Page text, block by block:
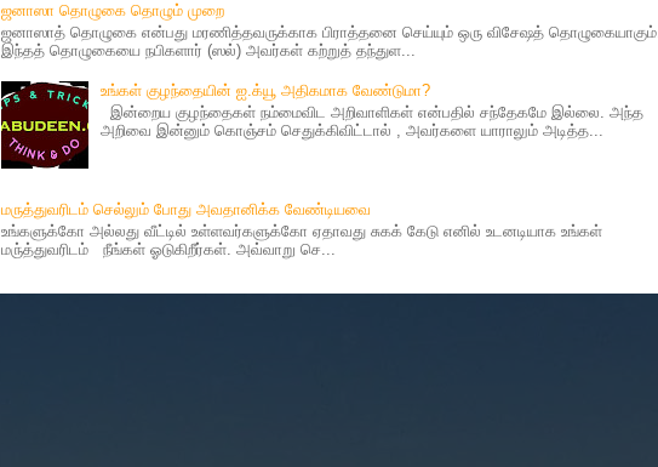
ஜனாஸா தொழுகை தொழும் முறை
ஜனாஸாத் தொழுகை என்பது மரணித்தவருக்காக பிராத்தனை செய்யும் ஒரு விசேஷத் தொழுகையாகும்.
இந்தத் தொழுகையை நபிகளார் (ஸல்) அவர்கள் கற்றுத் தந்துள...
உங்கள் குழந்தையின் ஐ.க்யூ அதிகமாக வேண்டுமா?
இன்றைய குழந்தைகள் நம்மைவிட அறிவாளிகள் என்பதில் சந்தேகமே இல்லை. அந்த
அறிவை இன்னும் கொஞ்சம் செதுக்கிவிட்டால் , அவர்களை யாராலும் அடித்த...
மருத்துவரிடம் செல்லும் போது அவதானிக்க வேண்டியவை
உங்களுக்கோ அல்லது வீட்டில் உள்ளவர்களுக்கோ ஏதாவது சுகக் கேடு எனில் உடனடியாக உங்கள்
மரு்த்துவரிடம் நீங்கள் ஓடுகிறீர்கள். அவ்வாறு செ...